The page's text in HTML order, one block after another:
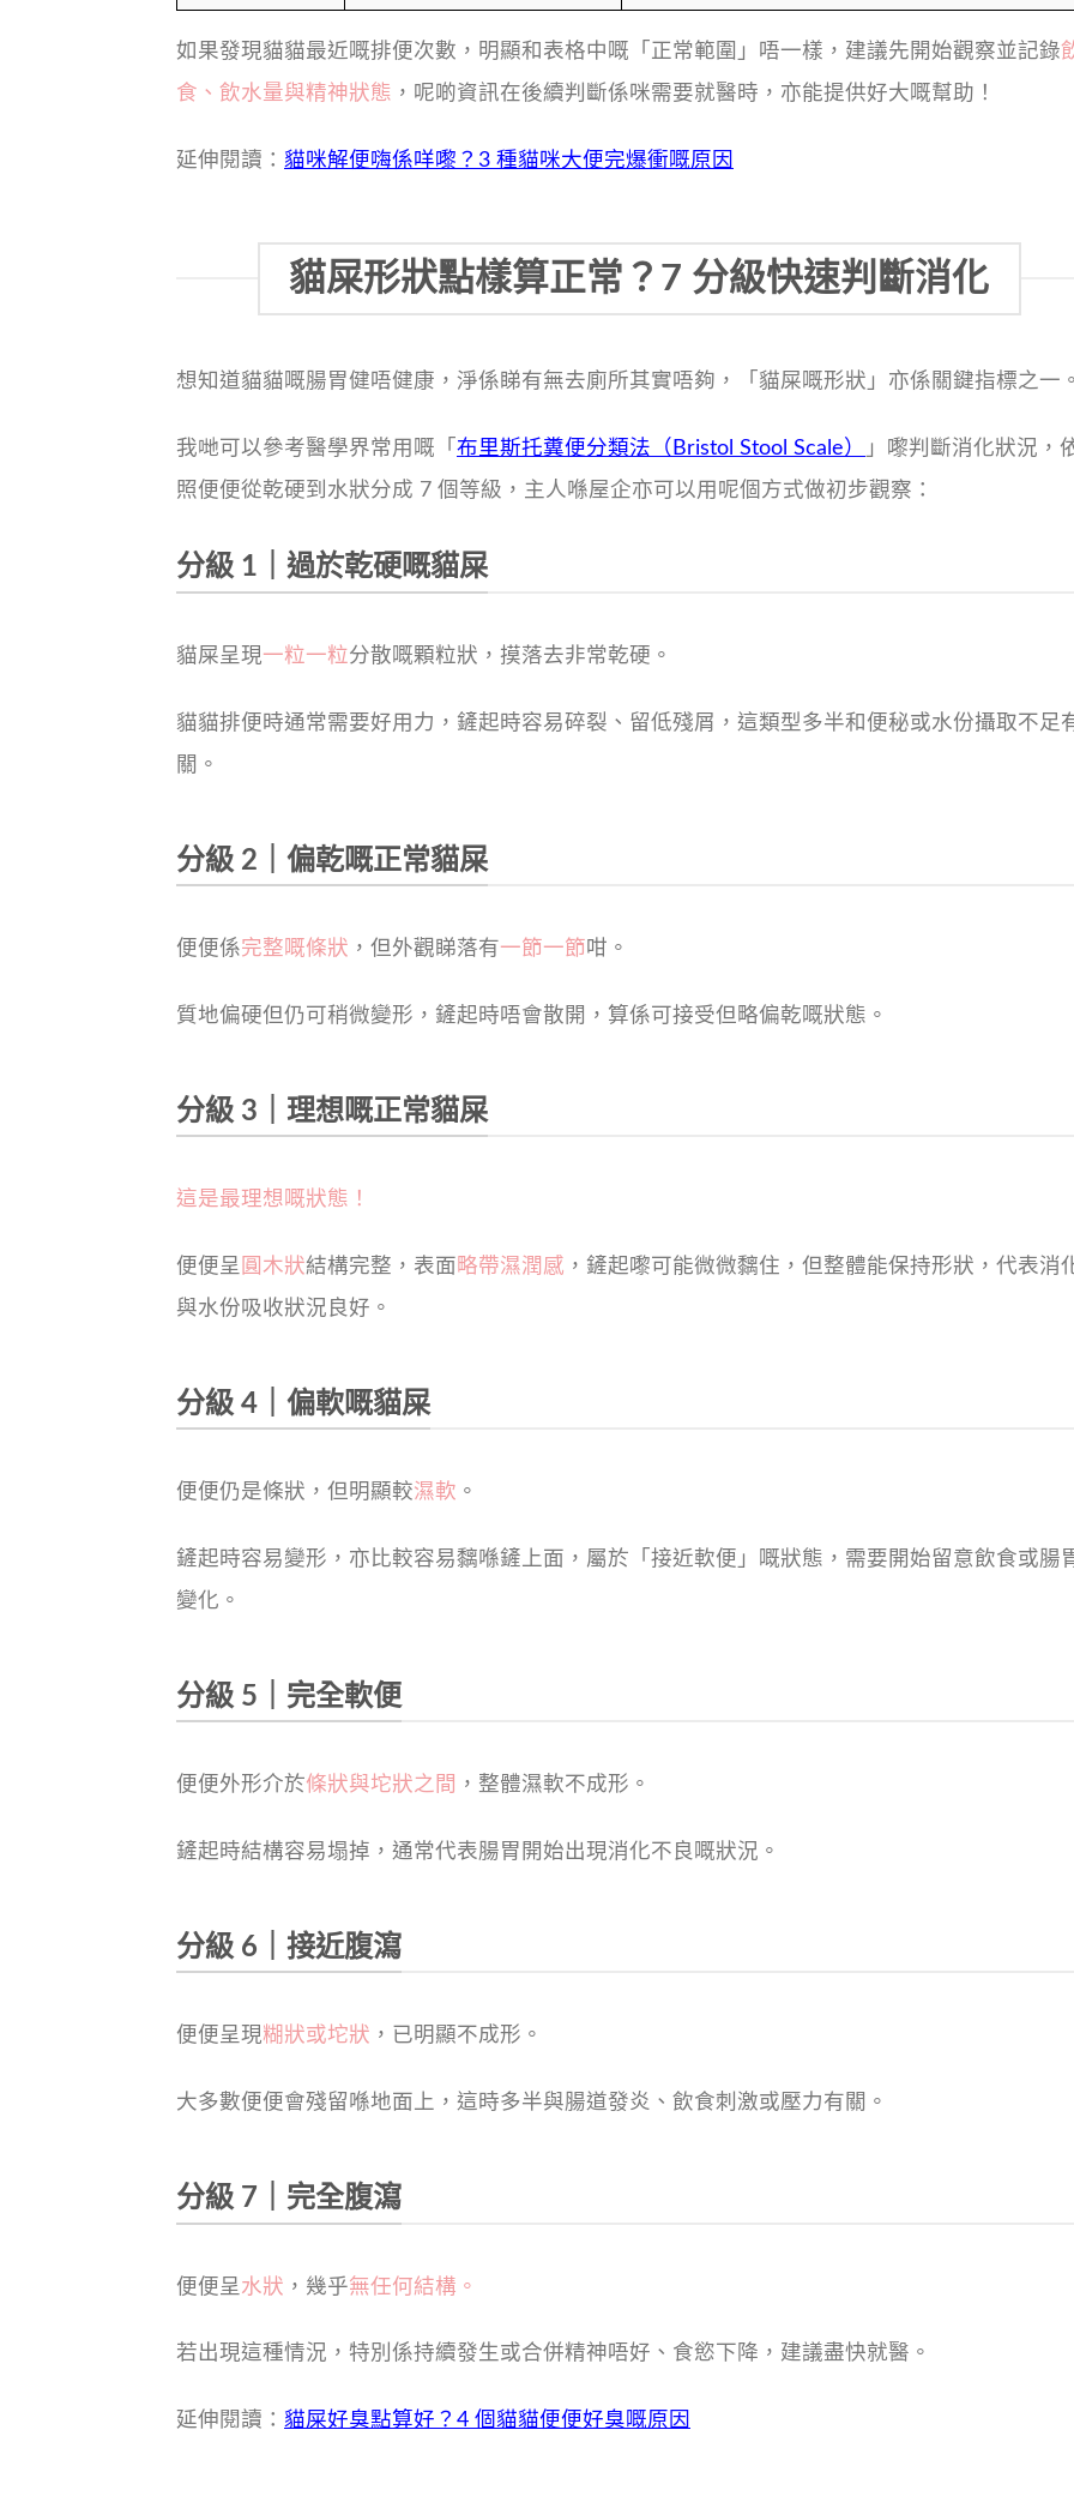
如果發現貓貓最近嘅排便次數，明顯和表格中嘅「正常範圍」唔一樣，建議先開始觀察並記錄
食、飲水量與精神狀態 ，呢啲資訊在後續判斷係咪需要就醫時，亦能提供好大嘅幫助！
延伸閱讀： 貓咪解便嗨係咩嚟？3 種貓咪大便完爆衝嘅原因
貓屎形狀點樣算正常？7 分級快速判斷消化
想知道貓貓嘅腸胃健唔健康，淨係睇有無去廁所其實唔夠，「貓屎嘅形狀」亦係關鍵指標之一
我哋可以參考醫學界常用嘅「 布里斯托糞便分類法（Bristol Stool Scale） 」嚟判斷消化狀況，
照便便從乾硬到水狀分成 7 個等級，主人喺屋企亦可以用呢個方式做初步觀察：
分級 1｜過於乾硬嘅貓屎
貓屎呈現一粒一粒分散嘅顆粒狀，摸落去非常乾硬。
貓貓排便時通常需要好用力，鏟起時容易碎裂、留低殘屑，這類型多半和便秘或水份攝取不足
關。
分級 2｜偏乾嘅正常貓屎
便便係完整嘅條狀 ，但外觀睇落有一節一節咁。
質地偏硬但仍可稍微變形，鏟起時唔會散開，算係可接受但略偏乾嘅狀態。
分級 3｜理想嘅正常貓屎
這是最理想嘅狀態！
便便呈 圓木狀結構完整，表面 略帶濕潤感 ，鏟起嚟可能微微黐住，但整體能保持形狀，代表消
與水份吸收狀況良好。
分級 4｜偏軟嘅貓屎
便便仍是條狀，但明顯較濕軟 。
鏟起時容易變形，亦比較容易黐喺鏟上面，屬於「接近軟便」嘅狀態，需要開始留意飲食或腸
變化。
分級 5｜完全軟便
便便外形介於條狀與坨狀之間 ，整體濕軟不成形。
鏟起時結構容易塌掉，通常代表腸胃開始出現消化不良嘅狀況。
分級 6｜接近腹瀉
便便呈現糊狀或坨狀 ，已明顯不成形。
大多數便便會殘留喺地面上，這時多半與腸道發炎、飲食刺激或壓力有關。
分級 7｜完全腹瀉
便便呈水狀 ，幾乎無任何結構。
若出現這種情況，特別係持續發生或合併精神唔好、食慾下降，建議盡快就醫。
延伸閱讀： 貓屎好臭點算好？4 個貓貓便便好臭嘅原因